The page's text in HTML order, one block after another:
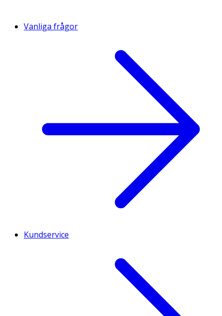
Vanliga frågor
Kundservice